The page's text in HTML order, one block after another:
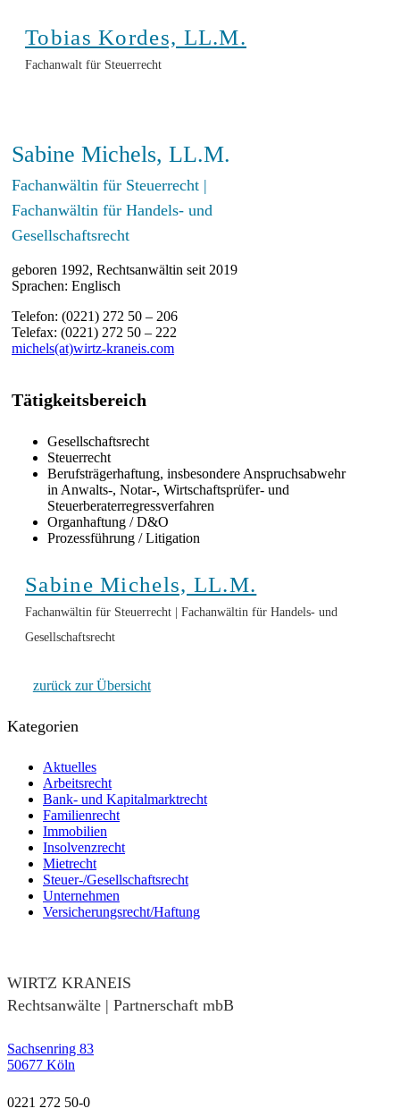
Tobias Kordes, LL.M.
Fachanwalt für Steuerrecht
Sabine Michels, LL.M.
Fachanwältin für Steuerrecht |
Fachanwältin für Handels- und
Gesellschaftsrecht
geboren 1992, Rechtsanwältin seit 2019
Sprachen: Englisch
Telefon: (0221) 272 50 – 206
Telefax: (0221) 272 50 – 222
michels(at)wirtz-kraneis.com
Tätigkeitsbereich
Gesellschaftsrecht
Steuerrecht
Berufsträgerhaftung, insbesondere Anspruchsabwehr
in Anwalts-, Notar-, Wirtschaftsprüfer- und
Steuerberaterregressverfahren
Organhaftung / D&O
Prozessführung / Litigation
Sabine Michels, LL.M.
Fachanwältin für Steuerrecht | Fachanwältin für Handels- und
Gesellschaftsrecht
zurück zur Übersicht
Kategorien
Aktuelles
Arbeitsrecht
Bank- und Kapitalmarktrecht
Familienrecht
Immobilien
Insolvenzrecht
Mietrecht
Steuer-/Gesellschaftsrecht
Unternehmen
Versicherungsrecht/Haftung
WIRTZ KRANEIS
Rechtsanwälte | Partnerschaft mbB
Sachsenring 83
50677 Köln
0221 272 50-0